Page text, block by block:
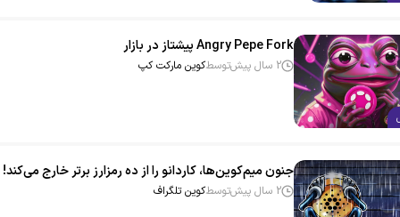
Angry Pepe Fork پیشتاز در بازار
2 سال پیش توسطکوین مارکت کپ
جنون میم‌کوین‌ها، کاردانو را از ده رمزارز برتر خارج می‌کند!
2 سال پیش توسطکوین تلگراف